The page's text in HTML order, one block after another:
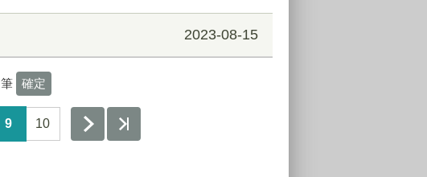
2023-08-15
筆
9 10